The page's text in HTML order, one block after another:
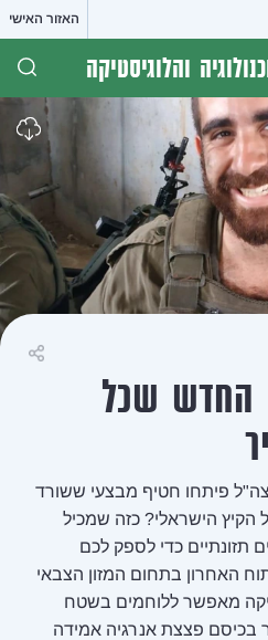
האזור האישי
והלוגיסטיקה
החדש שכל
פיתחו חטיף מבצעי ששורד
הישראלי? כזה שמכיל
תזונתיים כדי לספק לכם
האחרון בתחום המזון הצבאי
מאפשר ללוחמים בשטח
בכיסם פצצת אנרגיה אמידה